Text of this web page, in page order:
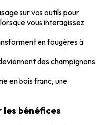
sur vos outils pour
vous interagissez
en fougères à
des champignons
en bois franc, une
bénéfices